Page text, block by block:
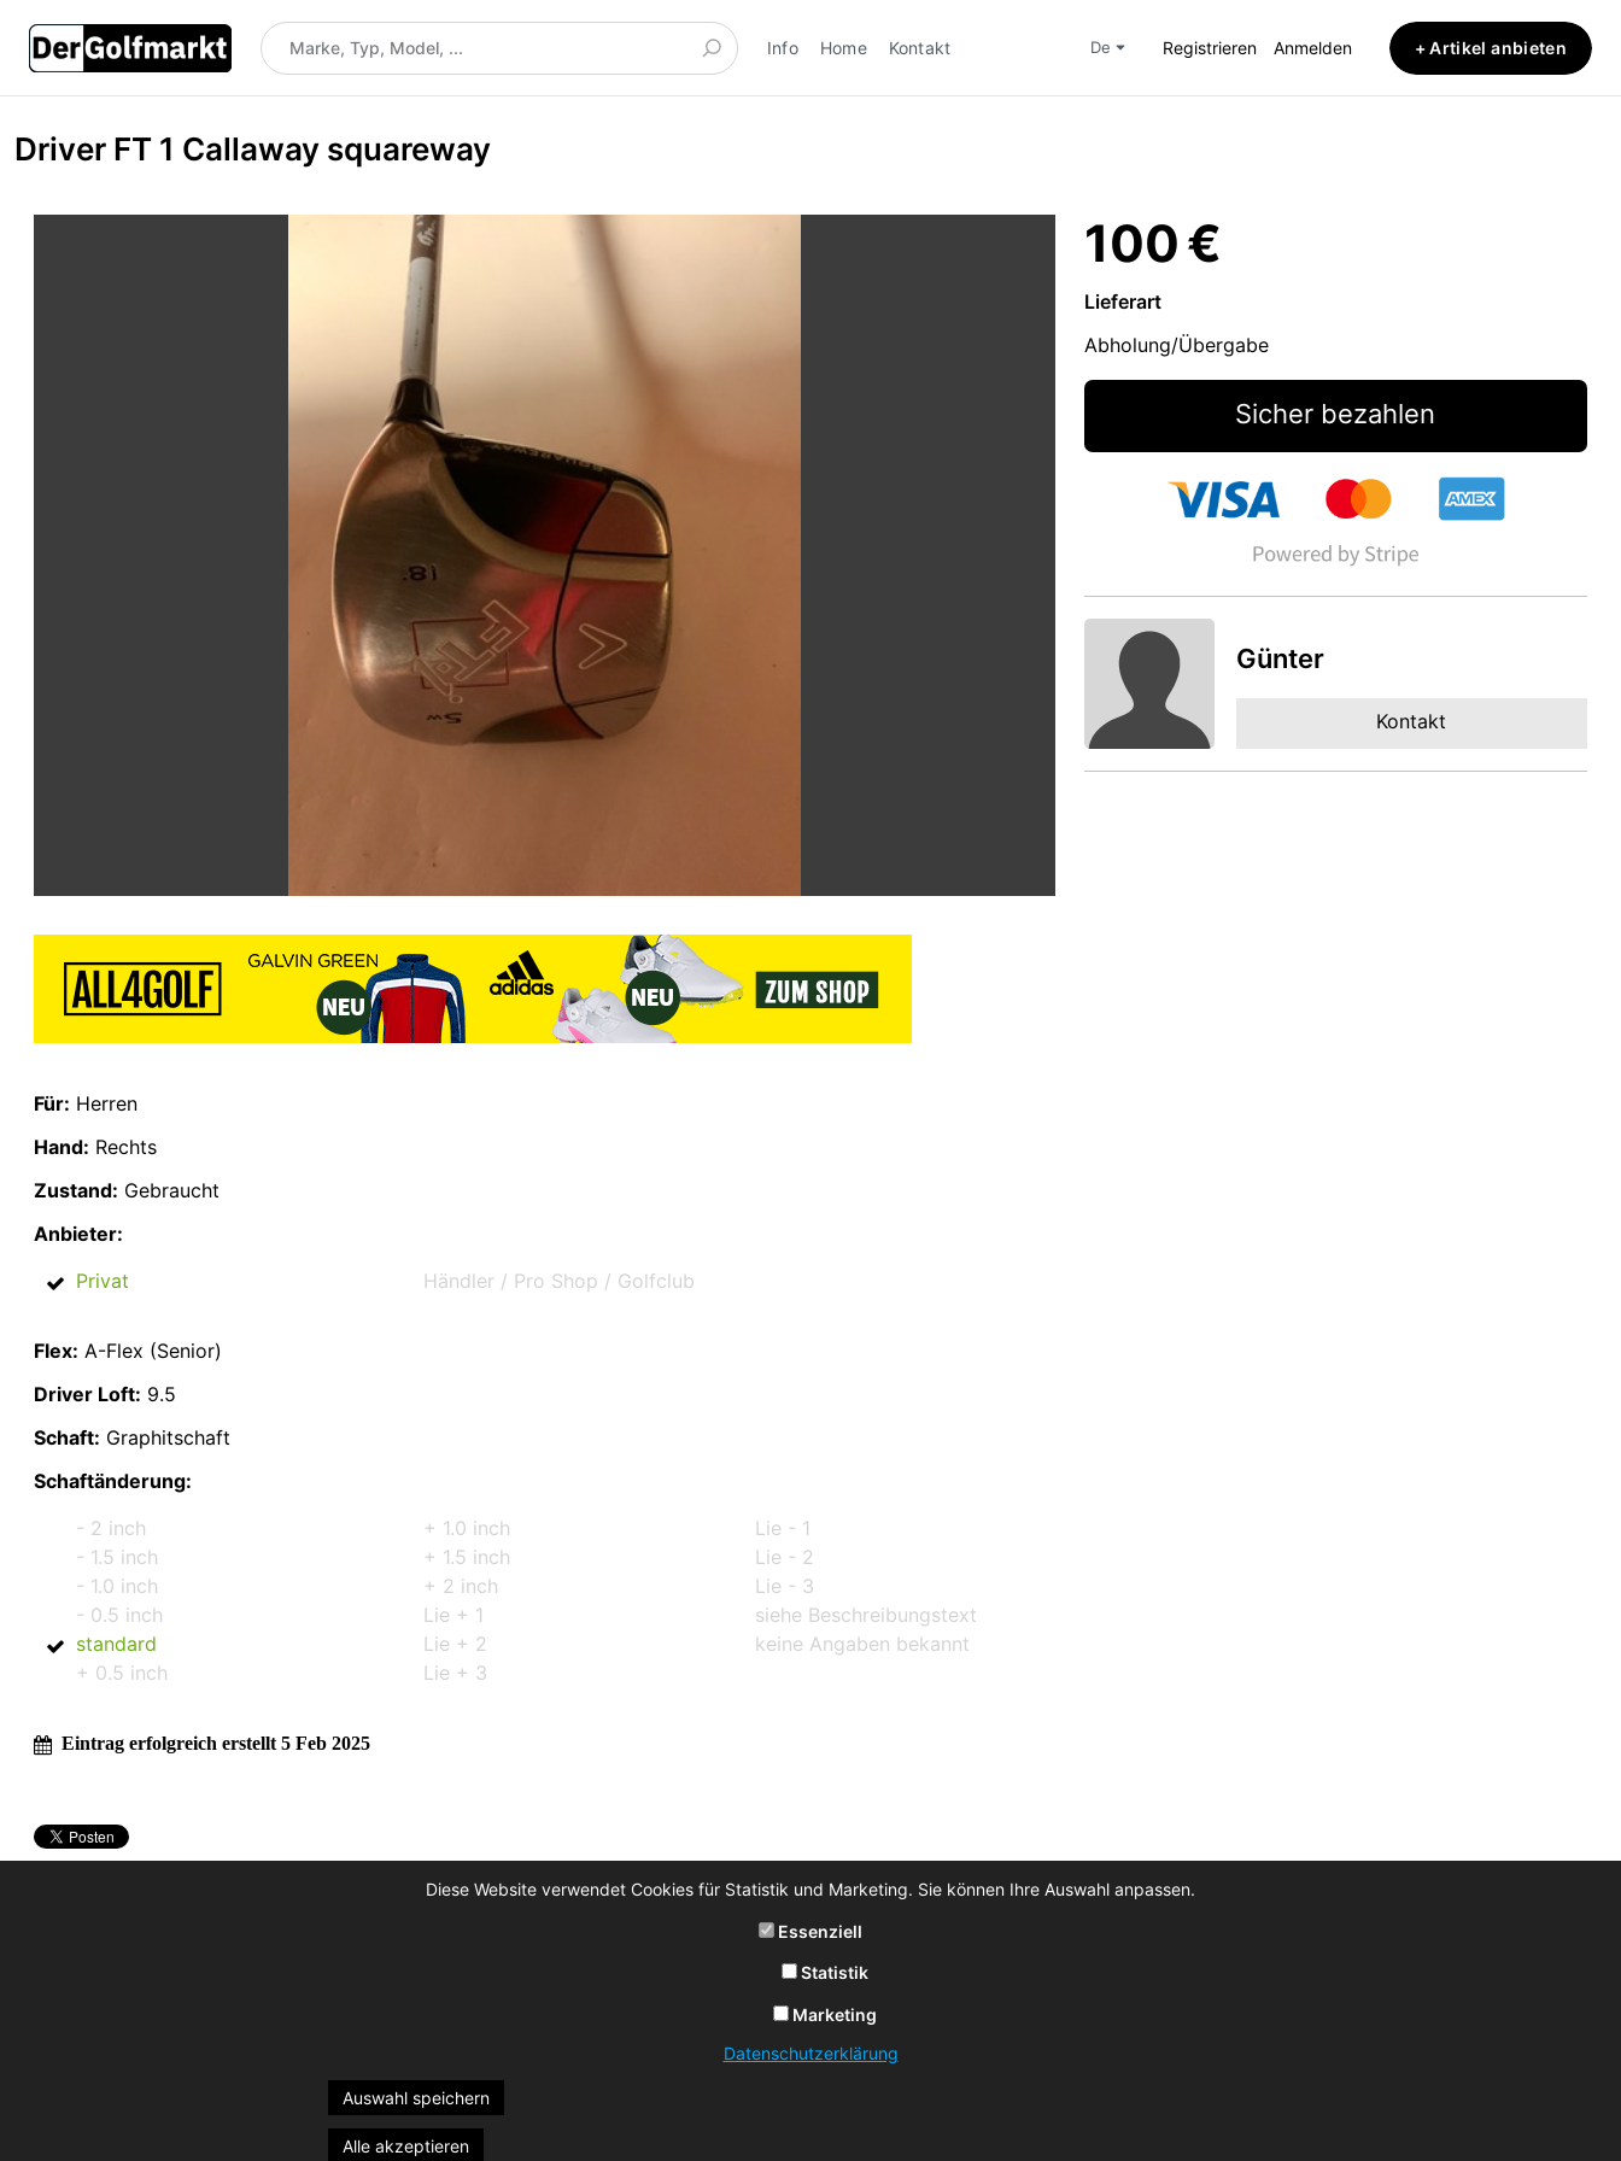
Info Home Kontakt de Registrieren Anmelden + Artikel anbieten
Driver FT 1 Callaway squareway
Für: Herren
Hand: Rechts
Zustand: Gebraucht
Anbieter:
Privat
Händler / Pro Shop / Golfclub
Flex: A-Flex (Senior)
Driver Loft: 9.5
Schaft: Graphitschaft
Schaftänderung:
- 2 inch
- 1.5 inch
- 1.0 inch
- 0.5 inch
standard
+ 0.5 inch
+ 1.0 inch
+ 1.5 inch
+ 2 inch
Lie + 1
Lie + 2
Lie + 3
Lie - 1
Lie - 2
Lie - 3
siehe Beschreibungstext
keine Angaben bekannt
Eintrag erfolgreich erstellt 5 Feb 2025
100 €
Lieferart
Abholung/Übergabe
Sicher bezahlen
Günter
Kontakt
Diese Website verwendet Cookies für Statistik und Marketing. Sie können Ihre Auswahl anpassen.
Essenziell
Statistik
Marketing
Datenschutzerklärung
Auswahl speichern
Alle akzeptieren